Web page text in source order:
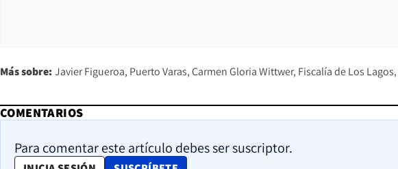
Más sobre: Javier Figueroa Puerto Varas Carmen Gloria Wittwer Fiscalía de Los Lagos
COMENTARIOS
Para comentar este artículo debes ser suscriptor.